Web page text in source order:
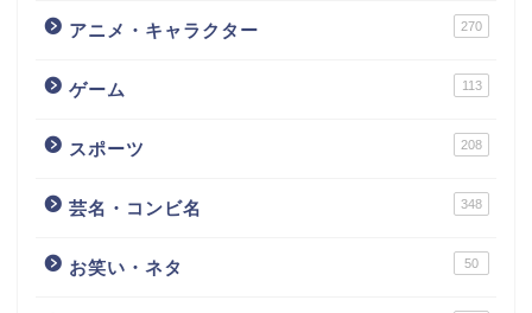
アニメ・キャラクター 270
ゲーム 113
スポーツ 208
芸名・コンビ名 348
お笑い・ネタ 50